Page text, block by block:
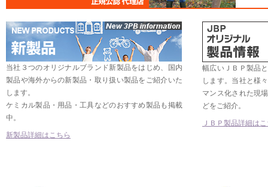
当社３つのオリジナルブランド新製品をはじめ、国内
製品や海外からの新製品・取り扱い製品をご紹介いた
します。
ケミカル製品・用品・工具などのおすすめ製品も掲載
中。
新製品詳細はこちら
幅広いＪＢＰ製品
します。当社と様
マンス化された現
どをご紹介。
ＪＢＰ製品詳細は